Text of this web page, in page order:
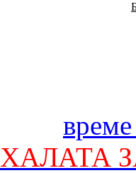
ХАЛАТА